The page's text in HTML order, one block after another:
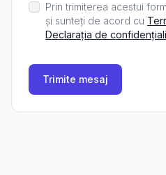
Prin trimiterea acestui
și sunteți de acord cu
Declarația de
Trimite mesaj